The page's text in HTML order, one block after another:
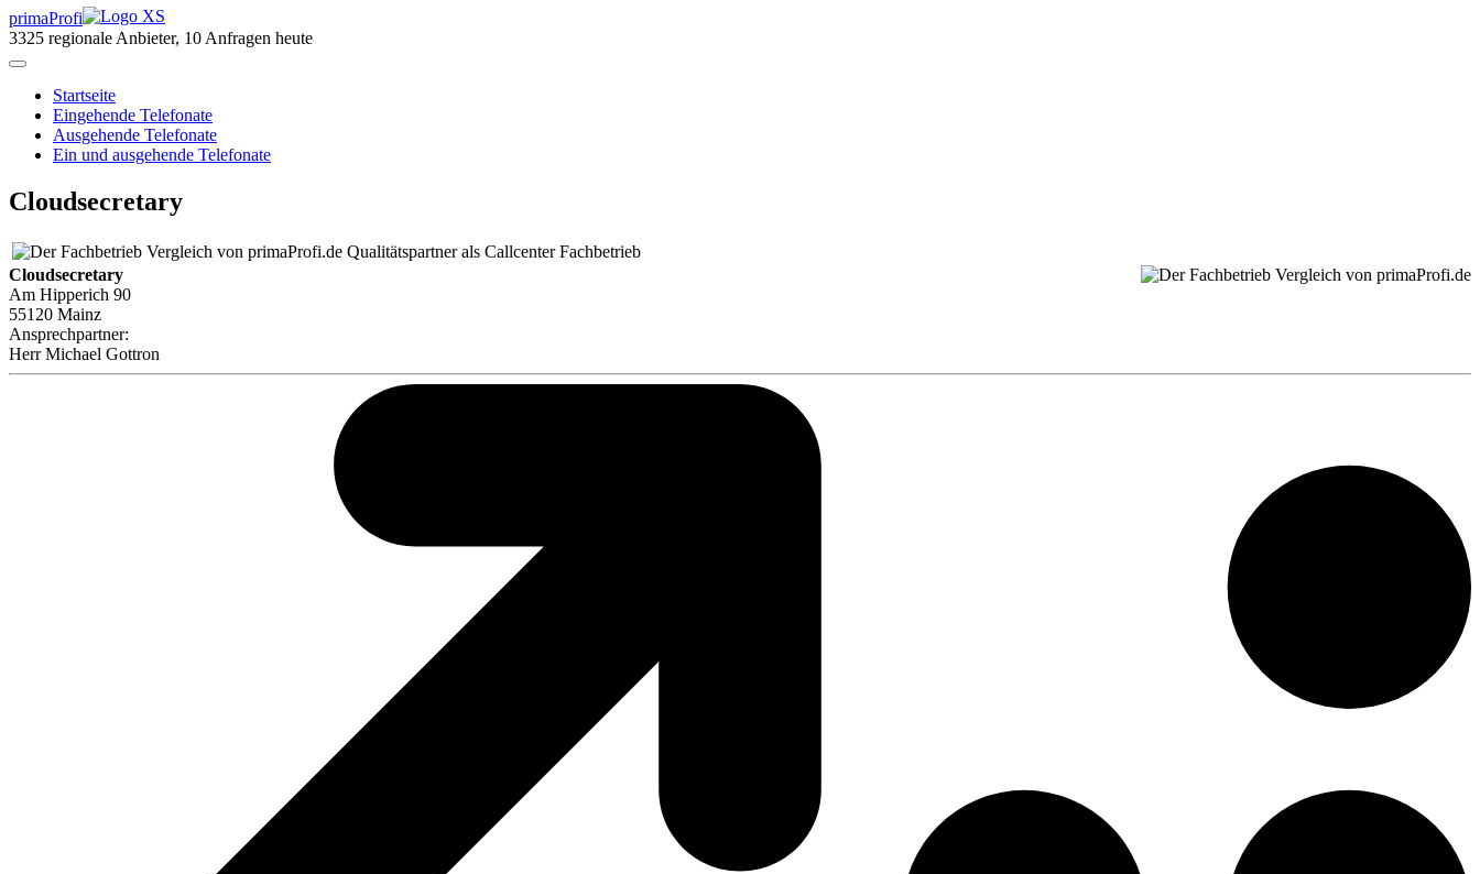
primaProfi
3325 regionale Anbieter, 10 Anfragen heute
Startseite
Eingehende Telefonate
Ausgehende Telefonate
Ein und ausgehende Telefonate
Cloudsecretary
Qualitätspartner als Callcenter Fachbetrieb
Cloudsecretary
Am Hipperich 90
55120 Mainz
Ansprechpartner:
HerrMichael Gottron